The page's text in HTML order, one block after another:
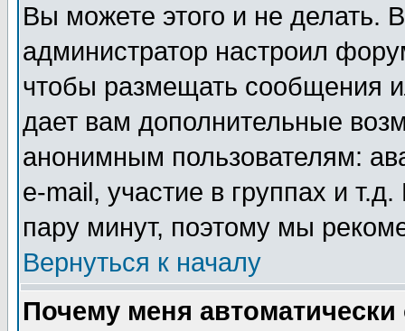
Вы можете этого и не делать.
администратор настроил
чтобы размещать сообщения
дает вам дополнительные
анонимным пользователям:
e-mail, участие в группах и
пару минут, поэтому мы
Вернуться к началу
Почему меня автоматически